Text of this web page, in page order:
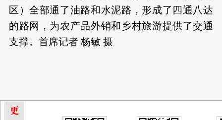
区）全部通了油路和水泥路，形成了四通八达
的路网，为农产品外销和乡村旅游提供了交通
支撑。首席记者 杨敏 摄